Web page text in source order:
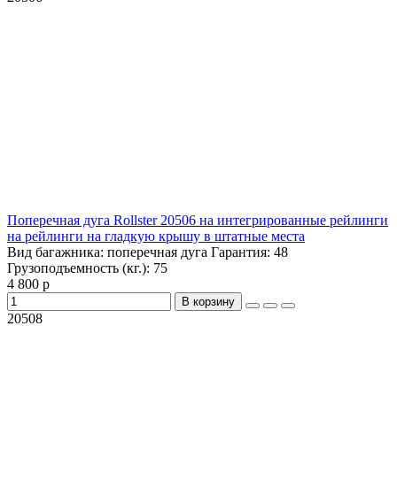
Поперечная дуга Rollster 20506 на интегрированные рейлинги
на рейлинги на гладкую крышу в штатные места
Вид багажника: поперечная дуга Гарантия: 48
Грузоподъемность (кг.): 75
4 800 р
В корзину
20508